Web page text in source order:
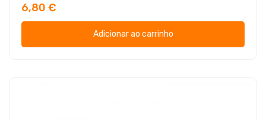
6,80 €
Adicionar ao carrinho